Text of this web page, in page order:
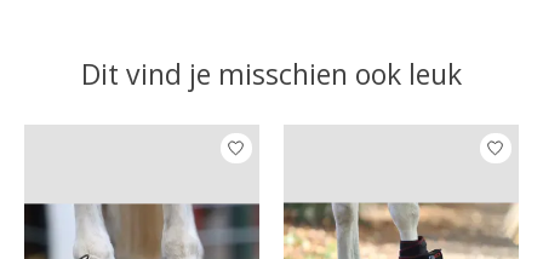
Dit vind je misschien ook leuk
Items van productcarrousel